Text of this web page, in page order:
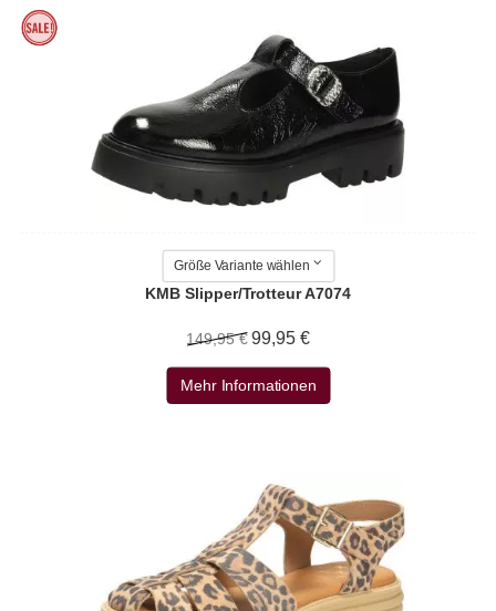
Größe Variante wählen
KMB Slipper/Trotteur A7074
149,95 € 99,95 €
Mehr Informationen